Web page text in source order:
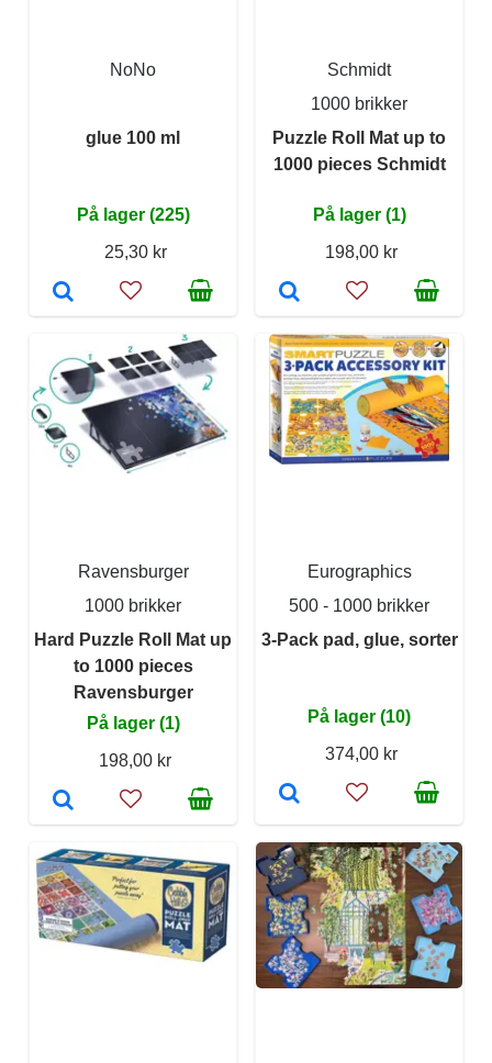
NoNo
glue 100 ml
På lager (225)
25,30 kr
Schmidt
1000 brikker
Puzzle Roll Mat up to
1000 pieces Schmidt
På lager (1)
198,00 kr
Ravensburger
1000 brikker
Hard Puzzle Roll Mat up
to 1000 pieces
Ravensburger
På lager (1)
198,00 kr
Eurographics
500 - 1000 brikker
3-Pack pad, glue, sorter
På lager (10)
374,00 kr